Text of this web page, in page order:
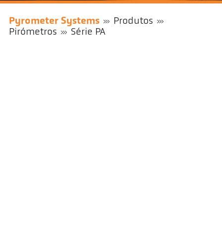
Pyrometer Systems
Produtos
Pirómetros
Série PA